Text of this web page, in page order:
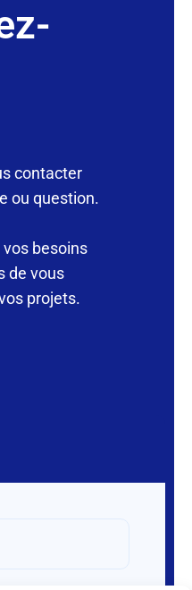
contacter
ou question.
besoins
de vous
projets.